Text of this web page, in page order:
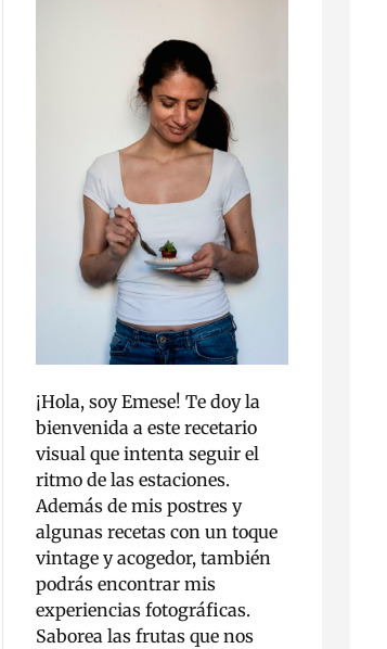
¡Hola, soy Emese! Te doy la
bienvenida a este recetario
visual que intenta seguir el
ritmo de las estaciones.
Además de mis postres y
algunas recetas con un toque
vintage y acogedor, también
podrás encontrar mis
experiencias fotográficas.
Saborea las frutas que nos